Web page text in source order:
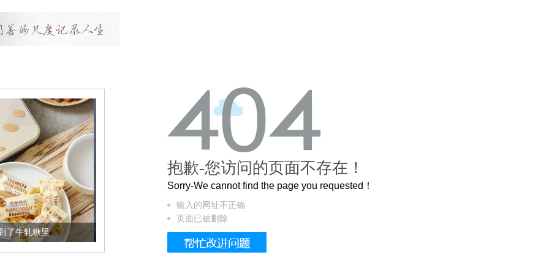
被列入佛家七宝的它到底有多美？
抱歉-您访问的页面不存在！
Sorry-We cannot find the page you requested！
输入的网址不正确
页面已被删除